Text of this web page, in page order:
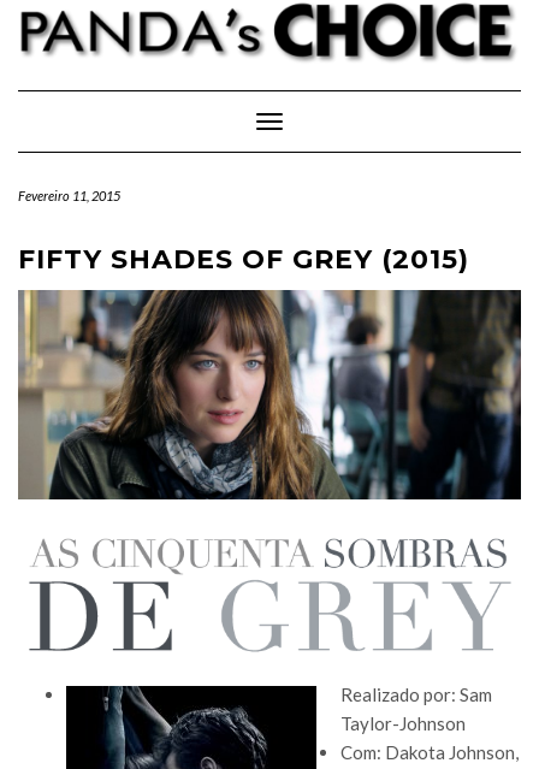
Skip
content
Toggle Navigation
Fevereiro 11, 2015
FIFTY SHADES OF GREY (2015)
Realizado por: Sam
Taylor-Johnson
Com: Dakota Johnson,